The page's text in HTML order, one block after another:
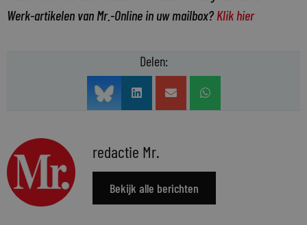
Werk-artikelen van Mr.-Online in uw mailbox? Klik hier
Delen:
redactie Mr.
Bekijk alle berichten